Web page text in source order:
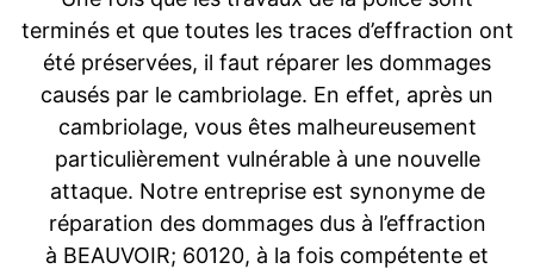
terminés et que toutes les traces d’effraction ont
été préservées, il faut réparer les dommages
causés par le cambriolage. En effet, après un
cambriolage, vous êtes malheureusement
particulièrement vulnérable à une nouvelle
attaque. Notre entreprise est synonyme de
réparation des dommages dus à l’effraction
à BEAUVOIR; 60120, à la fois compétente et